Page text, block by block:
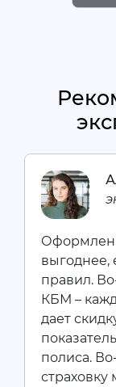
выгоднее,
правил.
КБМ –
дает
полиса.
страховку